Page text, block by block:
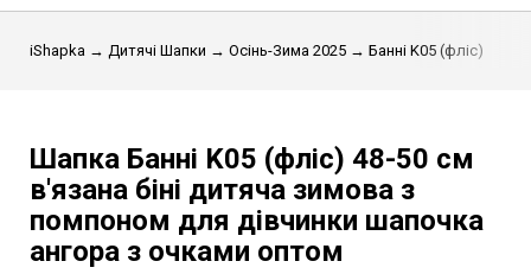
iShapka → Дитячі Шапки → Осінь-Зима 2025 → Банні K05 (фліс)
Шапка Банні K05 (фліс) 48-50 см
в'язана біні дитяча зимова з
помпоном для дівчинки шапочка
ангора з очками оптом